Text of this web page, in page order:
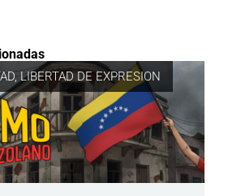
, LIBERTAD DE EXPRESION